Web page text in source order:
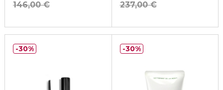
146,00 €
237,00 €
30% 30%